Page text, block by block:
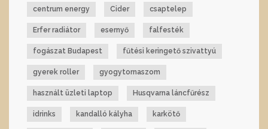
centrum energy Cider csaptelep
Erfer radiátor esernyő falfesték
fogászat Budapest fűtési keringető szivattyú
gyerek roller gyogytornaszom
használt üzleti laptop Husqvarna láncfűrész
idrinks kandalló kályha karkötő